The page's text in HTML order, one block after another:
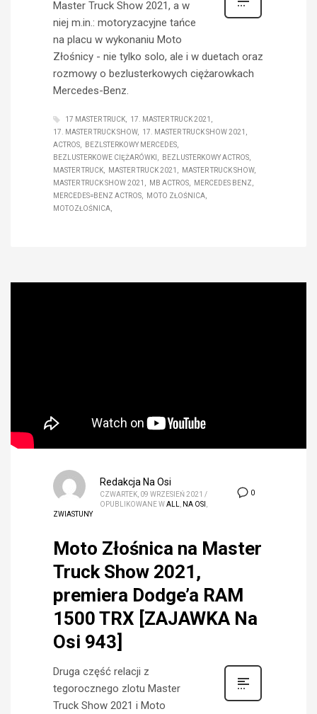
Master Truck Show 2021, a w
niej m.in.: motoryzacyjne tańce
na placu w wykonaniu Moto
Złośnicy - nie tylko solo, ale i w duetach oraz
rozmowy o bezlusterkowych ciężarowkach
Mercedes-Benz.
17 MASTER TRUCK
17. MASTER TRUCK 2021
17. MASTER TRUCK SHOW
17. MASTER TRUCK SHOW 2021
ACTROS
BEZLSTERKOWY MERCEDES
BEZLUSTERKOWE CIĘŻARÓWKI
BEZLUSTERKOWY ACTROS
MASTER TRUCK
MASTER TRUCK 2021
MASTER TRUCK SHOW
MASTER TRUCK SHOW 2021
MB ACTROS
MERCEDES BENZ
MERCEDES=BENZ ACTROS
MOTO ZŁOŚNICA
MOTOZŁOŚNICA
0
Redakcja Na Osi
CZWARTEK, 09 WRZESIEŃ 2021 /
OPUBLIKOWANE WALL NA OSI
ZWIASTUNY
Moto Złośnica na Master
Truck Show 2021,
premiera Dodge’a RAM
1500 TRX [ZAJAWKA Na
Osi 943]
Druga część relacji z
tegorocznego zlotu Master
Truck Show 2021 i Moto